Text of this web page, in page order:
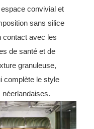
convivial et
sans silice
contact avec les
de santé et de
granuleuse,
complète le style
néerlandaises.